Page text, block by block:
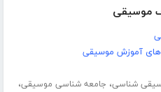
موسیقی
آموزش موسیقی
شناسی، جامعه شناسی موسیقی،